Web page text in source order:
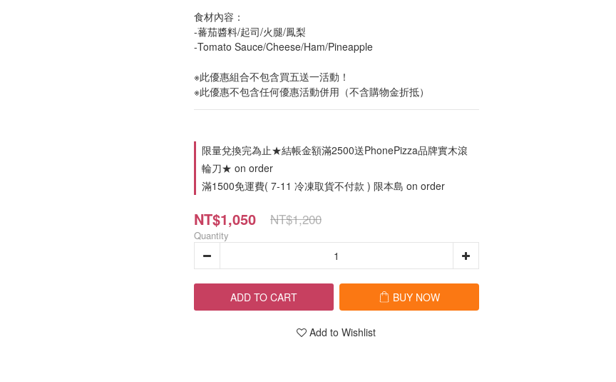
食材內容：
-蕃茄醬料/起司/火腿/鳳梨
-Tomato Sauce/Cheese/Ham/Pineapple
※此優惠組合不包含買五送一活動！
※此優惠不包含任何優惠活動併用（不含購物金折抵）
限量兌換完為止★結帳金額滿2500送PhonePizza品牌實木滾
輪刀★ on order
滿1500免運費( 7-11 冷凍取貨不付款 ) 限本島 on order
NT$1,050 NT$1,200
Quantity
ADD TO CART BUY NOW
Add to Wishlist